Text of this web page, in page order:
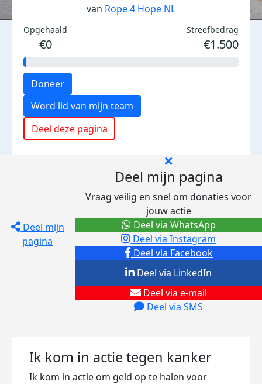
van Rope 4 Hope NL
Opgehaald
€0
Streefbedrag
€1.500
Doneer
Word lid van mijn team
Deel deze pagina
Deel mijn
pagina
Deel mijn pagina
Vraag veilig en snel om donaties voor
jouw actie
Deel via Facebook
Deel via Instagram
Deel via e-mail
Deel via SMS
Deel via LinkedIn
Deel via WhatsApp
Ik kom in actie tegen kanker
Ik kom in actie om geld op te halen voor